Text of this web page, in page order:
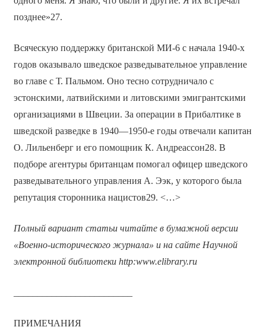
позднее»27.
Всяческую поддержку британской МИ-6 с начала 1940-х
годов оказывало шведское разведывательное управление
во главе с Т. Пальмом. Оно тесно сотрудничало с
эстонскими, латвийскими и литовскими эмигрантскими
организациями в Швеции. За операции в Прибалтике в
шведской разведке в 1940—1950-е годы отвечали капитан
О. Лильенберг и его помощник К. Андреассон28. В
подборе агентуры британцам помогал офицер шведского
разведывательного управления А. Ээк, у которого была
репутация сторонника нацистов29. <…>
Полный вариант статьи читайте в бумажной версии
«Военно-исторического журнала» и на сайте Научной
электронной библиотеки http:www.elibrary.ru
ПРИМЕЧАНИЯ